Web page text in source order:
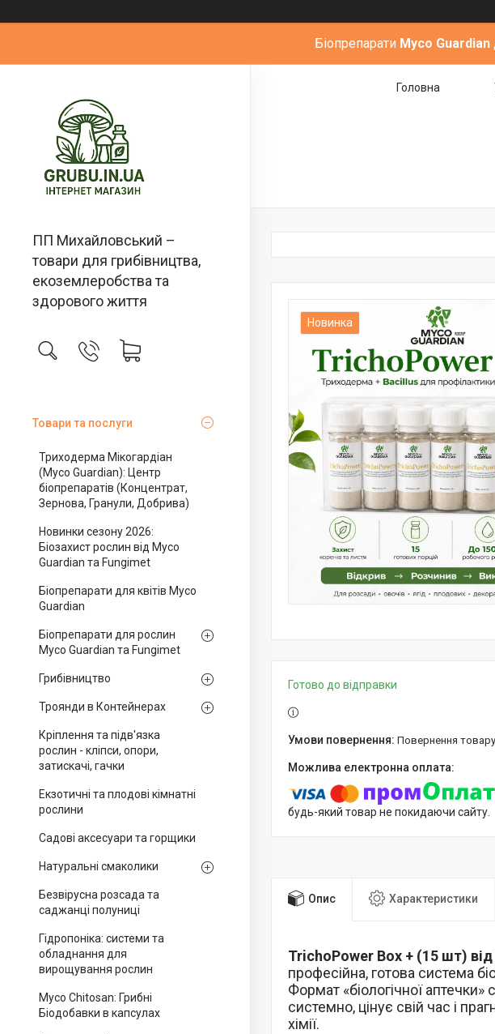
Біопрепарати Мyco Guardian
ПП Михайловський –
товари для грибівництва,
екоземлеробства та
здорового життя
Товари та послуги
Триходерма Мікогардіан
(Myco Guardian): Центр
біопрепаратів (Концентрат,
Зернова, Гранули, Добрива)
Новинки сезону 2026:
Біозахист рослин від Myco
Guardian та Fungimet
Біопрепарати для квітів Myco
Guardian
Біопрепарати для рослин
Myco Guardian та Fungimet
Грибівництво
Троянди в Контейнерах
Кріплення та підв'язка
рослин - кліпси, опори,
затискачі, гачки
Екзотичні та плодові кімнатні
рослини
Садові аксесуари та горщики
Натуральні смаколики
Безвірусна розсада та
саджанці полуниці
Гідропоніка: системи та
обладнання для
вирощування рослин
Myco Chitosan: Грибні
Біодобавки в капсулах
Головна
Новинка
Готово до відправки
повернення
будь-який товар не покидаючи сайту.
Опис Характеристики
TrichoPower Box + (15 шт) від
професійна, готова система
Формат «біологічної
системно, цінує свій час і
хімії.